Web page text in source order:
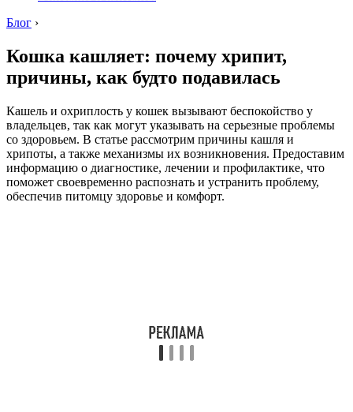
Блог ›
Кошка кашляет: почему хрипит,
причины, как будто подавилась
Кашель и охриплость у кошек вызывают беспокойство у
владельцев, так как могут указывать на серьезные проблемы
со здоровьем. В статье рассмотрим причины кашля и
хрипоты, а также механизмы их возникновения. Предоставим
информацию о диагностике, лечении и профилактике, что
поможет своевременно распознать и устранить проблему,
обеспечив питомцу здоровье и комфорт.